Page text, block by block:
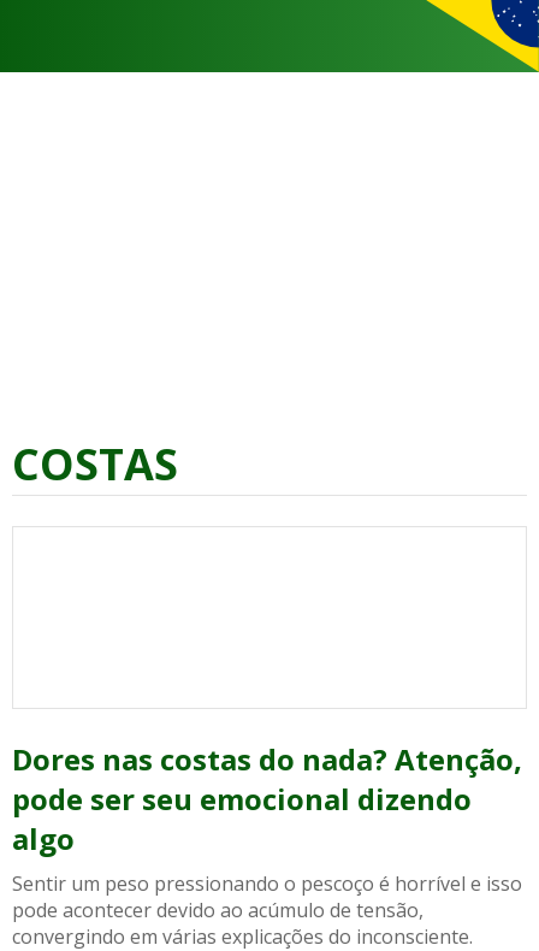
COSTAS
Dores nas costas do nada? Atenção,
pode ser seu emocional dizendo
algo
Sentir um peso pressionando o pescoço é horrível e isso
pode acontecer devido ao acúmulo de tensão,
convergindo em várias explicações do inconsciente.